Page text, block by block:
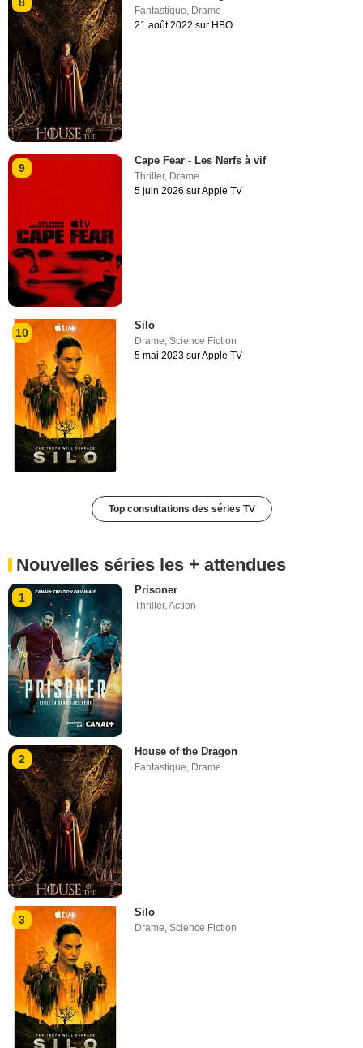
8
Fantastique, Drame
21 août 2022 sur HBO
9
Cape Fear - Les Nerfs à vif
Thriller, Drame
5 juin 2026 sur Apple TV
10
Silo
Drame,Science Fiction
5 mai 2023 sur Apple TV
Top consultations des séries TV
Nouvelles séries les + attendues
1
Prisoner
Thriller,Action
2
House of the Dragon
Fantastique Drame
3
Silo
Drame,Science Fiction